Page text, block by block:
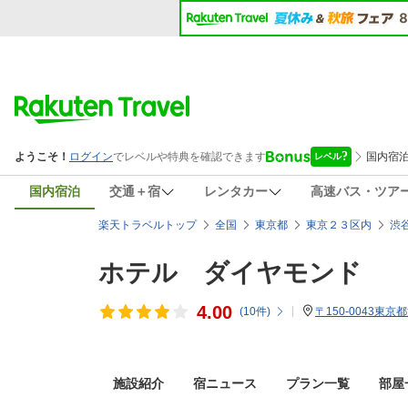
国内宿泊 交通＋宿 レンタカー 高速バス・ツア
楽天トラベルトップ 全国 東京都 東京２３区内 渋
ホテル ダイヤモンド
4.00 (10件) 〒150-0043東京
施設紹介 宿ニュース プラン一覧 部屋